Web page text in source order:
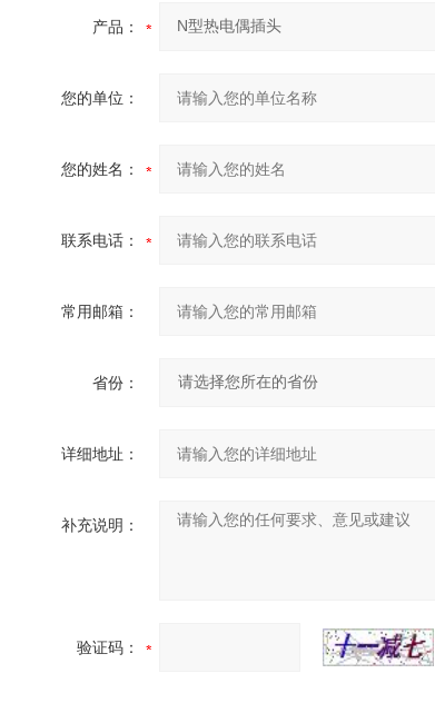
产品：
您的单位：
您的姓名：
联系电话：
常用邮箱：
省份：
详细地址：
补充说明：
验证码：